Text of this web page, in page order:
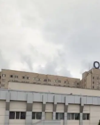
Kayseri
Kırklareli
Kırşehir